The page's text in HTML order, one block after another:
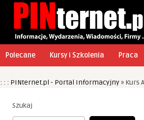
Polecane Kursy i Szkolenia Praca
: : : PINternet.pl - Portal Informacyjny» Kurs
Szukaj